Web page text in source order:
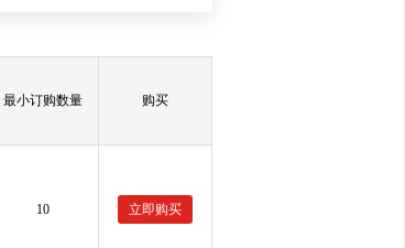
最小订购数量 购买
10 立即购买